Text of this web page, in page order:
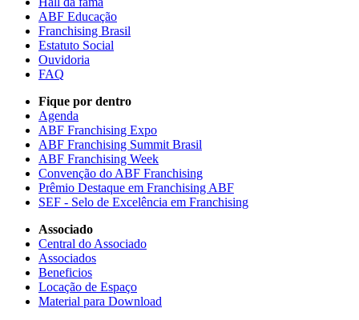
ABF Educação
Franchising Brasil
Estatuto Social
Ouvidoria
FAQ
Fique por dentro
Agenda
ABF Franchising Expo
ABF Franchising Summit Brasil
ABF Franchising Week
Convenção do ABF Franchising
Prêmio Destaque em Franchising ABF
SEF - Selo de Excelência em Franchising
Associado
Central do Associado
Associados
Beneficios
Locação de Espaço
Material para Download